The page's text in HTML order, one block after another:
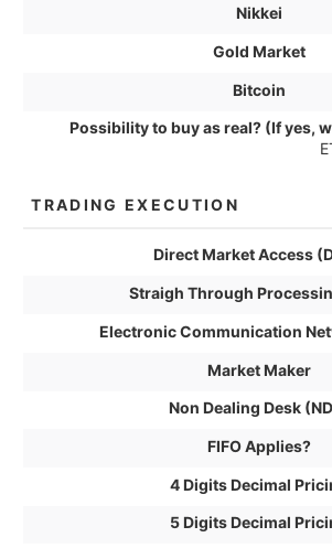
Nikkei
Gold Market
Bitcoin
Possibility to buy as real? (If yes,
TRADING EXECUTION
Direct Market Access
Straigh Through
Electronic Communication
Market Maker
Non Dealing Desk
FIFO Applies?
4 Digits Decimal
5 Digits Decimal